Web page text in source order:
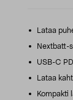
Lataa
Nextbatt-
USB-C
Lataa
Kompakti